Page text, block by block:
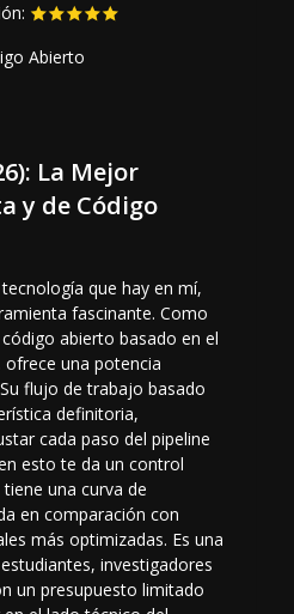
Abierto
La Mejor
y de Código
que hay en mí,
fascinante. Como
abierto basado en el
una potencia
flujo de trabajo basado
definitoria,
cada paso del pipeline
esto te da un control
una curva de
en comparación con
más optimizadas. Es una
investigadores
un presupuesto limitado